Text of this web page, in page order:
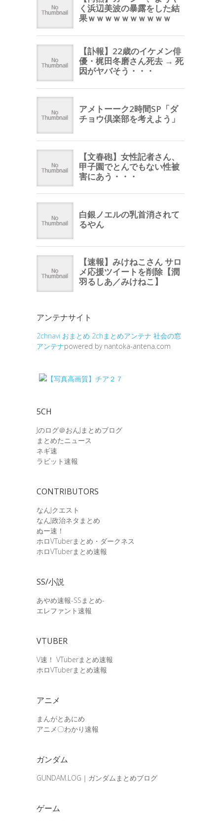
アンテナサイト
2chnavi おまとめ 2chまとめアンテナ 社会の窓
アンテナpowered by nantoka-antena.com
5CH
Jのログ＠おんJまとめブログ
まとめたニュース
ネギ速
ラビット速報
CONTRIBUTORS
なんJクエスト
なんJ政治ネタまとめ
ぬー速！
ホロVTuberまとめ・ダークネス
ホロVTuberまとめ速報
SS/小説
あやめ速報-SSまとめ-
エレファント速報
VTUBER
V速！ VTuberまとめ速報
ホロVTuberまとめ速報
アニメ
まんがとあにめ
アニメ〇わかり速報
ガンダム
GUNDAM.LOG｜ガンダムまとめブログ
ゲーム